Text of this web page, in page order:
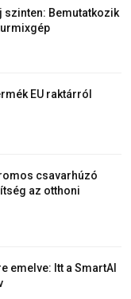
szinten: Bemutatkozik
EU raktárról
csavarhúzó
az otthoni
emelve: Itt a SmartAI